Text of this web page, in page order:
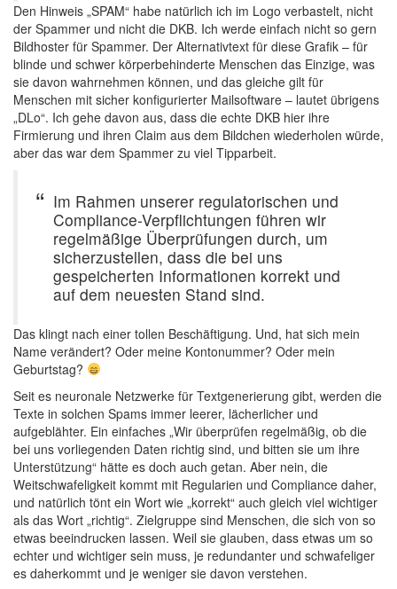
Den Hinweis „SPAM“ habe natürlich ich im Logo verbastelt, nicht
der Spammer und nicht die DKB. Ich werde einfach nicht so gern
Bildhoster für Spammer. Der Alternativtext für diese Grafik – für
blinde und schwer körperbehinderte Menschen das Einzige, was
sie davon wahrnehmen können, und das gleiche gilt für
Menschen mit sicher konfigurierter Mailsoftware – lautet übrigens
„DLo“. Ich gehe davon aus, dass die echte DKB hier ihre
Firmierung und ihren Claim aus dem Bildchen wiederholen würde,
aber das war dem Spammer zu viel Tipparbeit.
Im Rahmen unserer regulatorischen und
Compliance-Verpflichtungen führen wir
regelmäßige Überprüfungen durch, um
sicherzustellen, dass die bei uns
gespeicherten Informationen korrekt und
auf dem neuesten Stand sind.
Das klingt nach einer tollen Beschäftigung. Und, hat sich mein
Name verändert? Oder meine Kontonummer? Oder mein
Geburtstag?
Seit es neuronale Netzwerke für Textgenerierung gibt, werden die
Texte in solchen Spams immer leerer, lächerlicher und
aufgeblähter. Ein einfaches „Wir überprüfen regelmäßig, ob die
bei uns vorliegenden Daten richtig sind, und bitten sie um ihre
Unterstützung“ hätte es doch auch getan. Aber nein, die
Weitschwafeligkeit kommt mit Regularien und Compliance daher,
und natürlich tönt ein Wort wie „korrekt“ auch gleich viel wichtiger
als das Wort „richtig“. Zielgruppe sind Menschen, die sich von so
etwas beeindrucken lassen. Weil sie glauben, dass etwas um so
echter und wichtiger sein muss, je redundanter und schwafeliger
es daherkommt und je weniger sie davon verstehen.